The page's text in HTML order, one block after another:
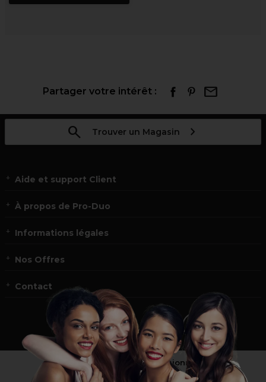
Partager votre intérêt :
Trouver un Magasin
Aide et support Client
À propos de Pro-Duo
Informations légales
Nos Offres
Contact
Vous n’êtes pas un professionnel ?
Visitez notre site pourles particuliers !